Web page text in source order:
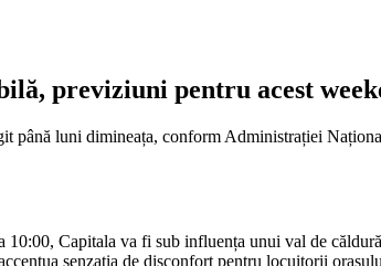
previziuni pentru acest
până luni dimineața, conform Administrației
Capitala va fi sub influența unui val de
senzația de disconfort pentru locuitorii